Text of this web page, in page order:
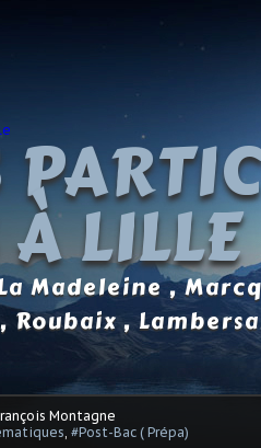
LILLE
Madeleine ,
Roubaix ,
Montagne
#Post-Bac ( Prépa)